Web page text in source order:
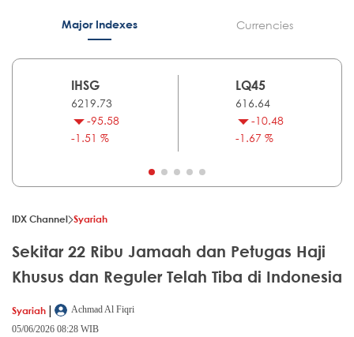
Major Indexes Currencies
IHSG
6219.73
-95.58
-1.51 %
LQ45
616.64
-10.48
-1.67 %
IDX Channel Syariah
Sekitar 22 Ribu Jamaah dan Petugas Haji
Khusus dan Reguler Telah Tiba di Indonesia
Syariah |
Achmad Al Fiqri
05/06/2026 08:28 WIB